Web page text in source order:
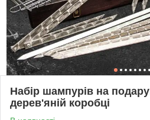
Набір шампурів на
дерев'яній коробці